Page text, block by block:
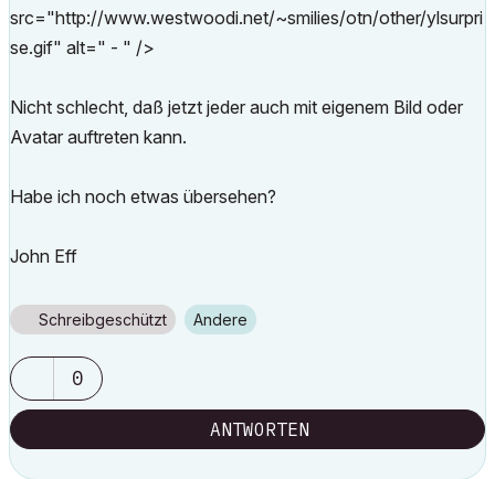
src="http://www.westwoodi.net/~smilies/otn/other/ylsurpri
se.gif" alt=" - " />
Nicht schlecht, daß jetzt jeder auch mit eigenem Bild oder
Avatar auftreten kann.
Habe ich noch etwas übersehen?
John Eff
Schreibgeschützt Andere
0
ANTWORTEN